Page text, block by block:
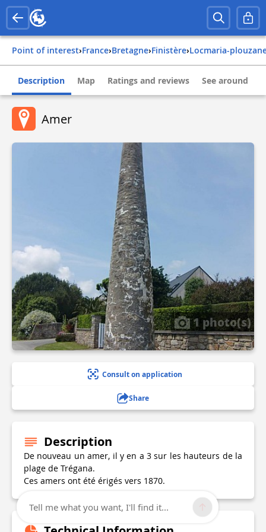
Point of interest› france› bretagne› finistère› locmaria-
Description Map Ratings and reviews See around
Amer
1 photo(s)
Consult on application
Share
Description
De nouveau un amer, il y en a 3 sur les hauteurs de la
plage de Trégana.
Ces amers ont été érigés vers 1870.
Tell me what you want, I'll find it...